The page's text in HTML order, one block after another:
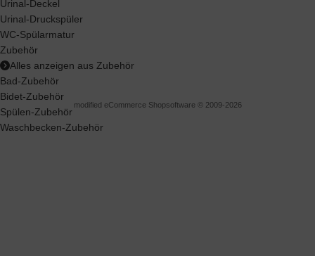
Urinal-Deckel
Urinal-Druckspüler
WC-Spülarmatur
Zubehör
Alles anzeigen aus Zubehör
Bad-Zubehör
Bidet-Zubehör
Spülen-Zubehör
Waschbecken-Zubehör
modified eCommerce Shopsoftware © 2009-2026